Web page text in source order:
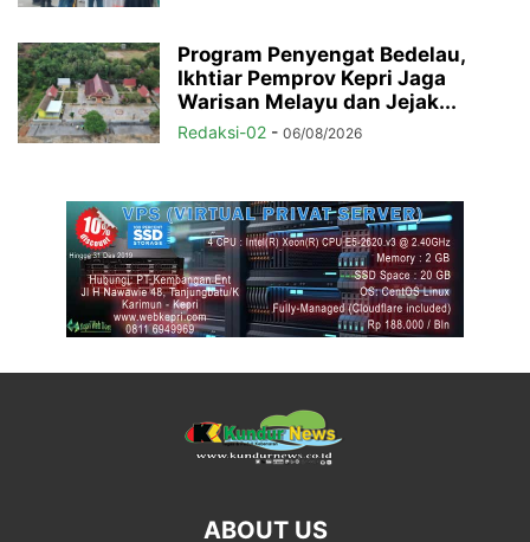
Program Penyengat Bedelau,
Ikhtiar Pemprov Kepri Jaga
Warisan Melayu dan Jejak...
Redaksi-02 - 06/08/2026
ABOUT US